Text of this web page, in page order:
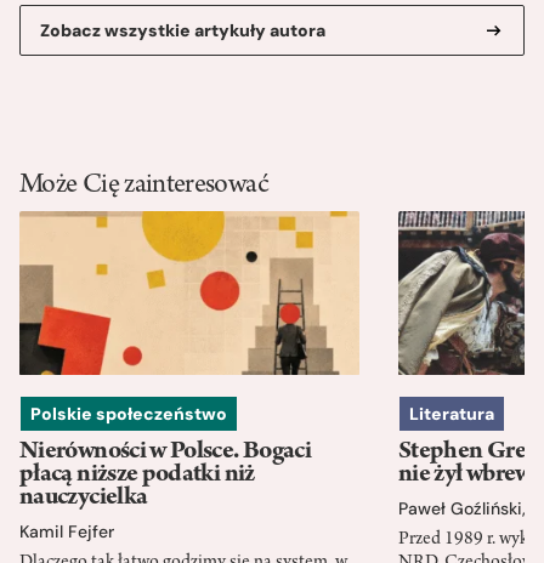
Zobacz wszystkie artykuły autora
Może Cię zainteresować
Polskie społeczeństwo
Nierówności w Polsce. Bogaci
płacą niższe podatki niż
nauczycielka
Kamil Fejfer
Literatura
Stephen
nie żył wbrew
Paweł Goźliński,
Przed 1989 r.